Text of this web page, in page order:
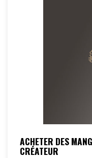
ACHETER DES
CRÉATEUR